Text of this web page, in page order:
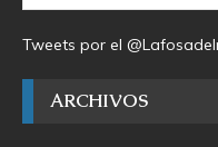
Tweets por el
ARCHIVOS